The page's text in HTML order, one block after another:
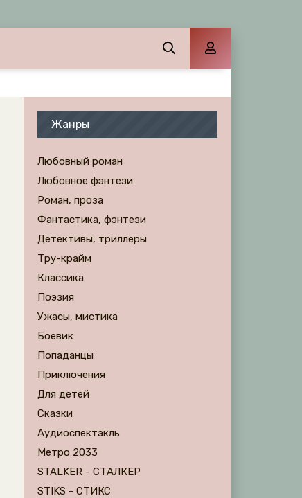
Жанры
Любовный роман
Любовное фэнтези
Роман, проза
Фантастика, фэнтези
Детективы, триллеры
Тру-крайм
Классика
Поэзия
Ужасы, мистика
Боевик
Попаданцы
Приключения
Для детей
Сказки
Аудиоспектакль
Метро 2033
STALKER - СТАЛКЕР
STIKS - СТИКС